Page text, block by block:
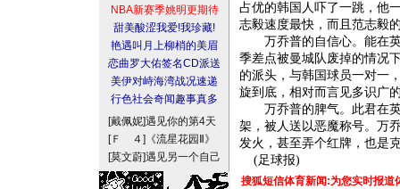
NBA新赛季姚明更期待
甜美酸涩我爱!我珍藏!
艳遇叫月上柳梢的美眉
恋曲罗大佑签名CD派送
美伊对峙海湾战况速递
行色社会奇闻趣事真多
[戴佩妮]遇见你的第4天
[Ｆ ４] 《流星花园Ⅱ》
[莫文蔚]遇见另一个自己
占优的韩国人吓了一跳，他
志毅速度最快，而且范志毅
万乔普的自信心。能在英
季差点被曼城队废掉的情况
的派头，与韩国球员一对一
旋到底，相对而言见多识广
万乔普的脾气。此君在英
架，被人送以恶魔称号。万
发火，甚至弄个红牌，也是
(足球报)
搜狐短信体育新闻:为您实时报道